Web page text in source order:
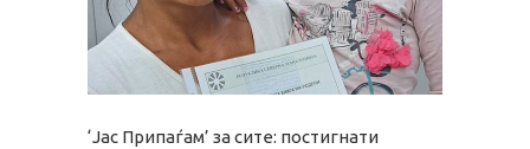
‘Јас Припаѓам’ за сите: постигнати